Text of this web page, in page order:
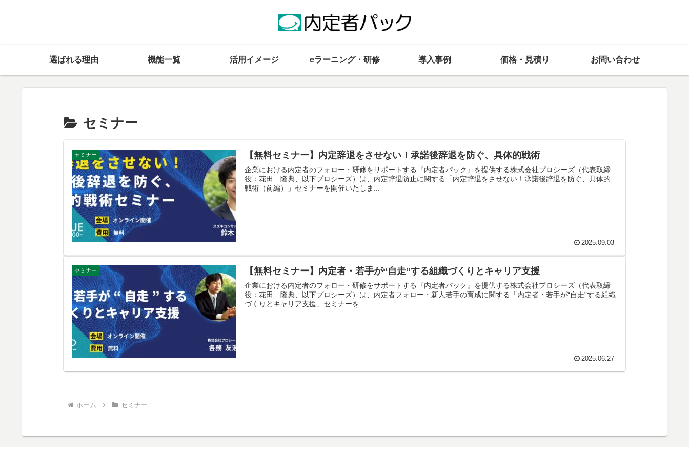
選ばれる理由 機能一覧 活用イメージ eラーニング・研修 導入事例 価格・見積り お問い合わせ
セミナー
セミナー 【無料セミナー】内定辞退をさせない！承諾後辞退を防ぐ、具体的戦術
企業における内定者のフォロー・研修をサポートする『内定者パック』を提供する株式会社プロシーズ（代表取締
役：花田 隆典、以下プロシーズ）は、内定辞退防止に関する「内定辞退をさせない！承諾後辞退を防ぐ、具体的
戦術（前編）」セミナーを開催いたしま...
2025.09.03
セミナー 【無料セミナー】内定者・若手が“自走”する組織づくりとキャリア支援
企業における内定者のフォロー・研修をサポートする『内定者パック』を提供する株式会社プロシーズ（代表取締
役：花田 隆典、以下プロシーズ）は、内定者フォロー・新人若手の育成に関する「内定者・若手が“自走”する組織
づくりとキャリア支援」セミナーを...
2025.06.27
ホーム セミナー